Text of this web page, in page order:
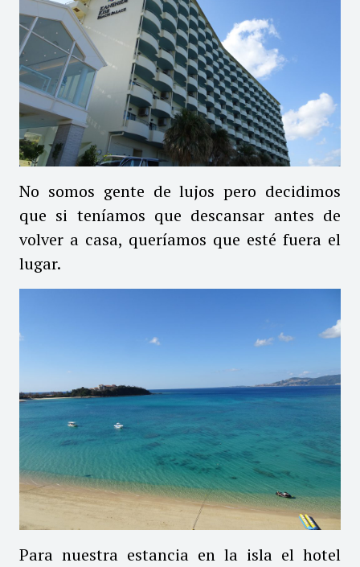
No somos gente de lujos pero decidimos
que si teníamos que descansar antes de
volver a casa, queríamos que esté fuera el
lugar.
Para nuestra estancia en la isla el hotel